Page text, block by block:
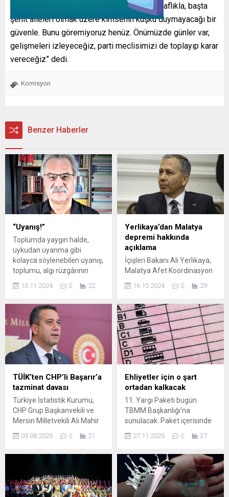
biziz. Nasıl çözülmeli? Yasal zeminde, şeffaflıkla, başta
şehit aileleri olmak üzere kimsenin kuşku duymayacağı bir
güvenle. Bunu göremiyoruz henüz. Önümüzde günler var,
gelişmeleri izleyeceğiz, parti meclisimizi de toplayıp karar
vereceğiz” dedi.
Komisyon
Benzer Haberler
“Uyanış!”
Toplumda yaygın halde,
uykudan uyanma gibi
kolayca söylenebilen uyanış;
toplumu, algı rüzgârının
önüne önüne
sürüklemektedir. Elbette
inanışın değeri önemlidir;
çünkü uyanış
gerçekleşmeden hiçbir şeyin
gerçek yüzü görülmez.
Sanal ve gerçek iç içe
olduğunda ortaya çıkan
karmaşanın, analizi
gerekecektir. Analizin
gerçekleştiğinde olacağı,
önemsenmelidir. Bireysel
uyanışla beraber,...
10.11.2024 0 22
Yerlikaya’dan Malatya
depremi hakkında
açıklama
İçişleri Bakanı Ali Yerlikaya,
Malatya Afet Koordinasyon
Merkezi’nde düzenlenen
toplantının ardından önemli
Bakan Yerlikaya’nın
açıklamalarından öne
çıkanlar şu şekilde:
Depremden Etkilenen İller
Malatya başta olmak üzere
çevre iller de depremden
etkilendi. Depremin merkez
üssünün Malatya’nın Kale
andan itibaren,
Cumhurbaşkanımıza bilgi
verdik. Hızla valilerle
iletişime geçtik...
16.10.2024 0 29
TÜİK’ten CHP’li Başarır’a
tazminat davası
Türkiye İstatistik Kurumu,
CHP Grup Başkanvekili ve
Mersin Milletvekili Ali Mahir
açıklamalarda kuruma
gitti. Kurum, Ankara Asliye
Hukuk Mahkemesi'ne ...
05.08.2025 0 21
Ehliyetler için o şart
ortadan kalkacak
11. Yargı Paketi bugün
TBMM Başkanlığı'na
sunulacak. Paket içerisinde
uygulanacak cezalara
değişiklikler yer alırken,
taslağın aralık ayının son
haftasında TBMM Genel
Kurulu'na sunulması
27.11.2025 0 37